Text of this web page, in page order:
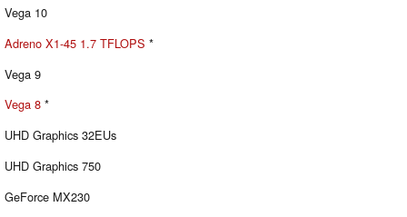
Vega 10
Adreno X1-45 1.7 TFLOPS *
Vega 9
Vega 8 *
UHD Graphics 32EUs
UHD Graphics 750
GeForce MX230